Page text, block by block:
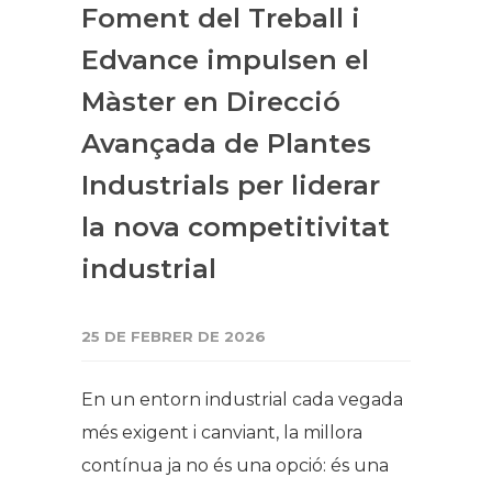
Foment del Treball i
Edvance impulsen el
Màster en Direcció
Avançada de Plantes
Industrials per liderar
la nova competitivitat
industrial
25 DE FEBRER DE 2026
En un entorn industrial cada vegada
més exigent i canviant, la millora
contínua ja no és una opció: és una